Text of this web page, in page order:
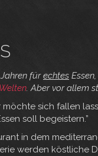
fürechtes
. Aber vor allem
möchte sich fallen
soll begeistern.”
in dem
werden